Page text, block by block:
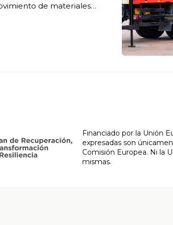
de materiales
Financiado por la Unión
expresadas son
Comisión Europea. Ni la
mismas.